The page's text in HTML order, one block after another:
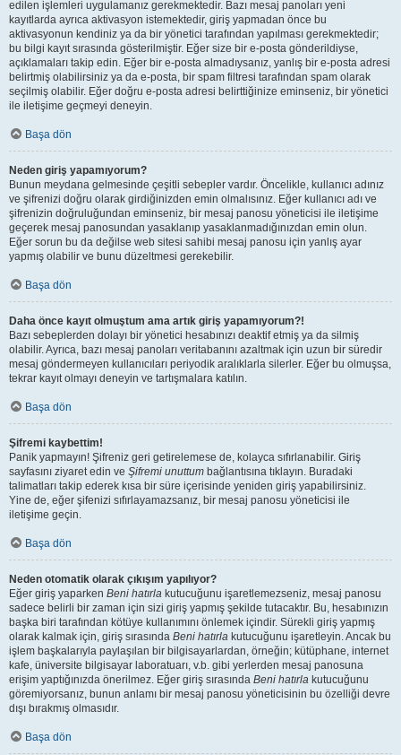
edilen işlemleri uygulamanız gerekmektedir. Bazı mesaj panoları yeni
kayıtlarda ayrıca aktivasyon istemektedir, giriş yapmadan önce bu
aktivasyonun kendiniz ya da bir yönetici tarafından yapılması gerekmektedir;
bu bilgi kayıt sırasında gösterilmiştir. Eğer size bir e-posta gönderildiyse,
açıklamaları takip edin. Eğer bir e-posta almadıysanız, yanlış bir e-posta adresi
belirtmiş olabilirsiniz ya da e-posta, bir spam filtresi tarafından spam olarak
seçilmiş olabilir. Eğer doğru e-posta adresi belirttiğinize eminseniz, bir yönetici
ile iletişime geçmeyi deneyin.
Başa dön
Neden giriş yapamıyorum?
Bunun meydana gelmesinde çeşitli sebepler vardır. Öncelikle, kullanıcı adınız
ve şifrenizi doğru olarak girdiğinizden emin olmalısınız. Eğer kullanıcı adı ve
şifrenizin doğruluğundan eminseniz, bir mesaj panosu yöneticisi ile iletişime
geçerek mesaj panosundan yasaklanıp yasaklanmadığınızdan emin olun.
Eğer sorun bu da değilse web sitesi sahibi mesaj panosu için yanlış ayar
yapmış olabilir ve bunu düzeltmesi gerekebilir.
Başa dön
Daha önce kayıt olmuştum ama artık giriş yapamıyorum?!
Bazı sebeplerden dolayı bir yönetici hesabınızı deaktif etmiş ya da silmiş
olabilir. Ayrıca, bazı mesaj panoları veritabanını azaltmak için uzun bir süredir
mesaj göndermeyen kullanıcıları periyodik aralıklarla silerler. Eğer bu olmuşsa,
tekrar kayıt olmayı deneyin ve tartışmalara katılın.
Başa dön
Şifremi kaybettim!
Panik yapmayın! Şifreniz geri getirelemese de, kolayca sıfırlanabilir. Giriş
sayfasını ziyaret edin ve Şifremi unuttum bağlantısına tıklayın. Buradaki
talimatları takip ederek kısa bir süre içerisinde yeniden giriş yapabilirsiniz.
Yine de, eğer şifenizi sıfırlayamazsanız, bir mesaj panosu yöneticisi ile
iletişime geçin.
Başa dön
Neden otomatik olarak çıkışım yapılıyor?
Eğer giriş yaparken Beni hatırla kutucuğunu işaretlemezseniz, mesaj panosu
sadece belirli bir zaman için sizi giriş yapmış şekilde tutacaktır. Bu, hesabınızın
başka biri tarafından kötüye kullanımını önlemek içindir. Sürekli giriş yapmış
olarak kalmak için, giriş sırasında Beni hatırla kutucuğunu işaretleyin. Ancak bu
işlem başkalarıyla paylaşılan bir bilgisayarlardan, örneğin; kütüphane, internet
kafe, üniversite bilgisayar laboratuarı, v.b. gibi yerlerden mesaj panosuna
erişim yaptığınızda önerilmez. Eğer giriş sırasında Beni hatırla kutucuğunu
göremiyorsanız, bunun anlamı bir mesaj panosu yöneticisinin bu özelliği devre
dışı bırakmış olmasıdır.
Başa dön